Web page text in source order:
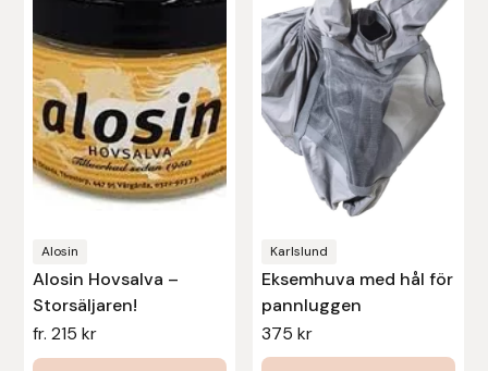
Alosin
Alosin Hovsalva –
Storsäljaren!
fr. 215kr
varianter.
De
olika
alternativen
kan
väljas
produktsidan
Karlslund
Eksemhuva med hål för
pannluggen
375 kr